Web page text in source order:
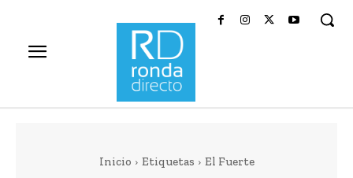
Inicio Etiquetas El Fuerte